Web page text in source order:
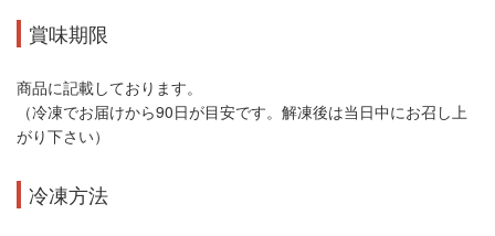
賞味期限
商品に記載しております。
（冷凍でお届けから90日が目安です。解凍後は当日中にお召し上
がり下さい）
冷凍方法